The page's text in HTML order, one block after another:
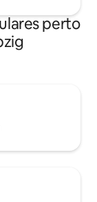
perto